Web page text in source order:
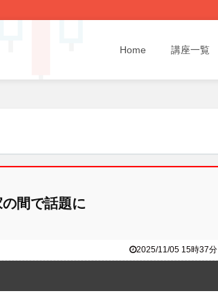
Home 講座一覧
間で話題に
2025/11/05 15時37分